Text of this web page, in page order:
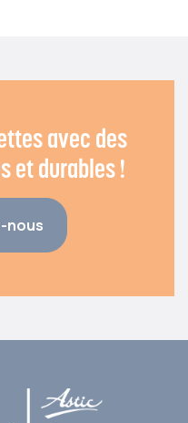
avec des
et durables !
nous